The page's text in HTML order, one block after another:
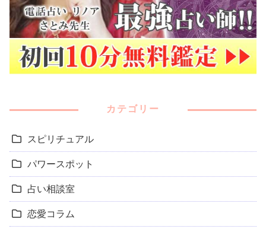
カテゴリー
スピリチュアル
パワースポット
占い相談室
恋愛コラム